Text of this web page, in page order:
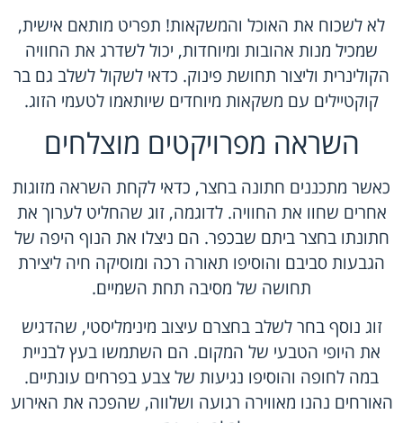
לא לשכוח את האוכל והמשקאות! תפריט מותאם אישית,
שמכיל מנות אהובות ומיוחדות, יכול לשדרג את החוויה
הקולינרית וליצור תחושת פינוק. כדאי לשקול לשלב גם בר
קוקטיילים עם משקאות מיוחדים שיותאמו לטעמי הזוג.
השראה מפרויקטים מוצלחים
כאשר מתכננים חתונה בחצר, כדאי לקחת השראה מזוגות
אחרים שחוו את החוויה. לדוגמה, זוג שהחליט לערוך את
חתונתו בחצר ביתם שבכפר. הם ניצלו את הנוף היפה של
הגבעות סביבם והוסיפו תאורה רכה ומוסיקה חיה ליצירת
תחושה של מסיבה תחת השמיים.
זוג נוסף בחר לשלב בחצרם עיצוב מינימליסטי, שהדגיש
את היופי הטבעי של המקום. הם השתמשו בעץ לבניית
במה לחופה והוסיפו נגיעות של צבע בפרחים עונתיים.
האורחים נהנו מאווירה רגועה ושלווה, שהפכה את האירוע